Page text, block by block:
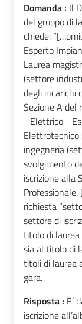
Domanda : Il
del gruppo di
chiede:
Esperto
Laurea
(settore
degli incarichi
Sezione A del
- Elettrico -
ingegneria
svolgimento
iscrizione alla
richiesta
settore di
titolo di
sia al titolo di
titoli di laurea
gara.
Risposta : E’
iscrizione